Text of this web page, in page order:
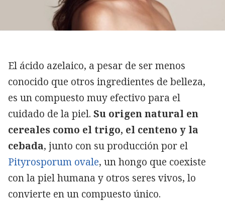
El ácido azelaico, a pesar de ser menos
conocido que otros ingredientes de belleza,
es un compuesto muy efectivo para el
cuidado de la piel. Su origen natural en
cereales como el trigo, el centeno y la
cebada, junto con su producción por el
Pityrosporum ovale, un hongo que coexiste
con la piel humana y otros seres vivos, lo
convierte en un compuesto único.